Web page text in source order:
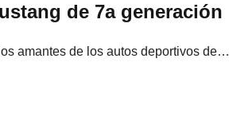
de 7a generación
amantes de los autos deportivos de…